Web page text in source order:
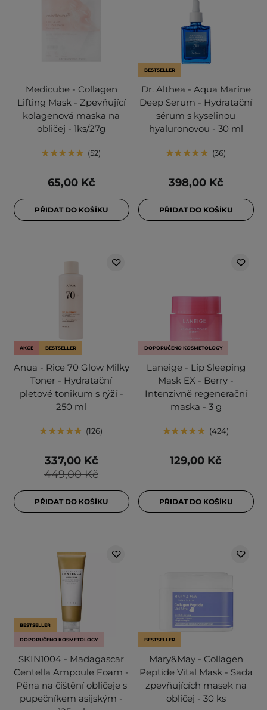
Medicube - Collagen
Lifting Mask - Zpevňující
kolagenová maska na
obličej - 1ks/27g
52
65,00 Kč
PŘIDAT DO KOŠÍKU
BESTSELLER
Dr. Althea - Aqua Marine
Deep Serum - Hydratační
sérum s kyselinou
hyaluronovou - 30 ml
36
398,00 Kč
PŘIDAT DO KOŠÍKU
AKCE BESTSELLER
Anua - Rice 70 Glow Milky
Toner - Hydratační
pleťové tonikum s rýží -
250 ml
126
449,00 Kč
337,00 Kč
PŘIDAT DO KOŠÍKU
DOPORUČENO KOSMETOLOGY
Laneige - Lip Sleeping
Mask EX - Berry -
Intenzivně regenerační
maska - 3 g
424
129,00 Kč
PŘIDAT DO KOŠÍKU
BESTSELLER
DOPORUČENO KOSMETOLOGY
SKIN1004 - Madagascar
Centella Ampoule Foam -
Pěna na čištění obličeje s
pupečníkem asijským -
BESTSELLER
Mary&May - Collagen
Peptide Vital Mask - Sada
zpevňujících masek na
obličej - 30 ks